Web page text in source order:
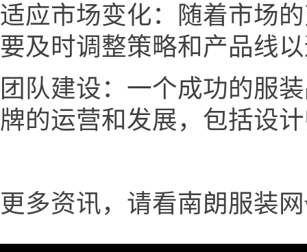
适应市场变化：随着市场
要及时调整策略和产品线
团队建设：一个成功的服
牌的运营和发展，包括设
更多资讯，请看南朗服装